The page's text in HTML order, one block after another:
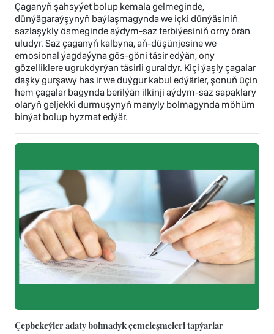
Çaganyň şahsyýet bolup kemala gelmeginde,
dünýägaraýşynyň baýlaşmagynda we içki dünýäsiniň
sazlaşykly ösmeginde aýdym-saz terbiýesiniň orny örän
uludyr. Saz çaganyň kalbyna, aň-düşünjesine we
emosional ýagdaýyna gös-göni täsir edýän, ony
gözelliklere ugrukdyrýan täsirli guraldyr. Kiçi ýaşly çagalar
daşky gurşawy has ir we duýgur kabul edýärler, şonuň üçin
hem çagalar bagynda berilýän ilkinji aýdym-saz sapaklary
olaryň geljekki durmuşynyň manyly bolmagynda möhüm
binýat bolup hyzmat edýär.
Çepbekeýler adaty bolmadyk çemeleşmeleri tapýarlar